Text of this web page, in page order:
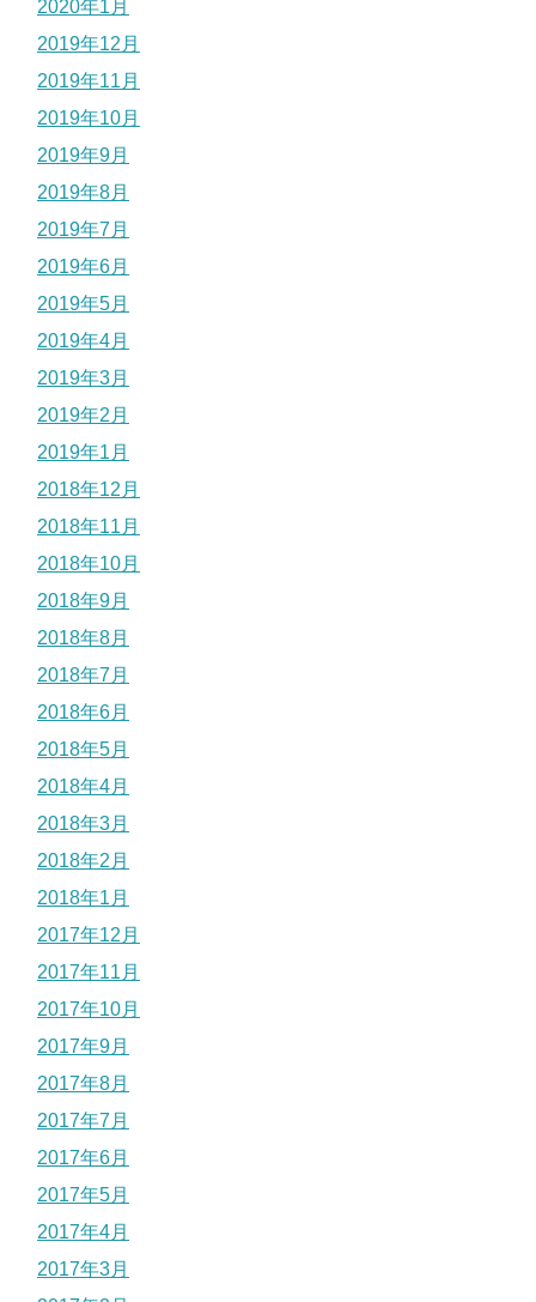
2020年1月
2019年12月
2019年11月
2019年10月
2019年9月
2019年8月
2019年7月
2019年6月
2019年5月
2019年4月
2019年3月
2019年2月
2019年1月
2018年12月
2018年11月
2018年10月
2018年9月
2018年8月
2018年7月
2018年6月
2018年5月
2018年4月
2018年3月
2018年2月
2018年1月
2017年12月
2017年11月
2017年10月
2017年9月
2017年8月
2017年7月
2017年6月
2017年5月
2017年4月
2017年3月